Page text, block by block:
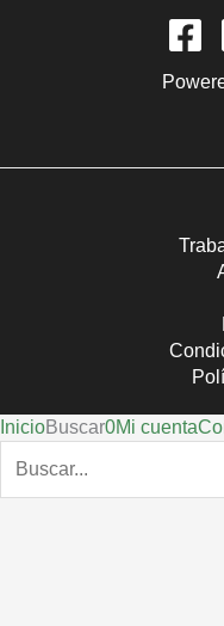
InicioBuscar0Mi cuenta